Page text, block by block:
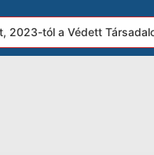
tól a Védett